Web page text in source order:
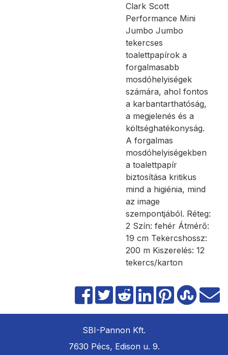
Clark Scott
Performance Mini
Jumbo Jumbo
tekercses
toalettpapírok a
forgalmasabb
mosdóhelyiségek
számára, ahol fontos
a karbantarthatóság,
a megjelenés és a
költséghatékonyság.
A forgalmas
mosdóhelyiségekben
a toalettpapír
biztosítása kritikus
mind a higiénia, mind
az image
szempontjából. Réteg:
2 Szín: fehér Átmérő:
19 cm Tekercshossz:
200 m Kiszerelés: 12
tekercs/karton
SBI-Pannon Kft.
7630 Pécs, Edison u. 9.